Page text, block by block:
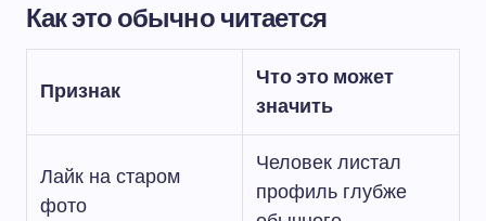
Как это обычно читается
Признак
Что это может
значить
Лайк на старом
фото
Человек листал
профиль глубже